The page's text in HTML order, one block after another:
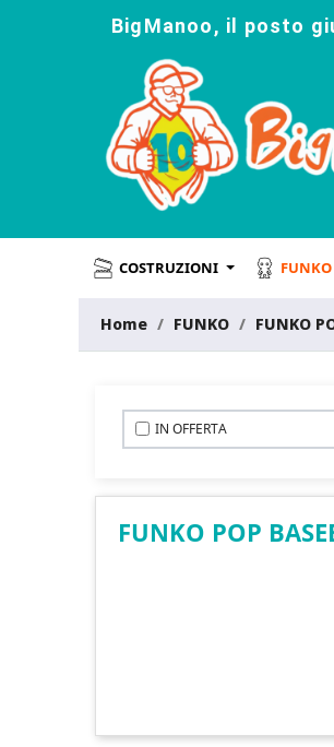
BigManoo, il posto
COSTRUZIONI FUNKO
Home FUNKO FUNKO
IN OFFERTA
FUNKO POP